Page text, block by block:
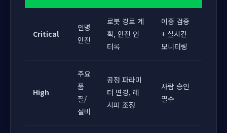
Critical
인명
안전
로봇 경로 계
획, 안전 인
터록
이중 검증
+ 실시간
모니터링
High
주요
품
질/
설비
공정 파라미
터 변경, 레
시피 조정
사람 승인
필수